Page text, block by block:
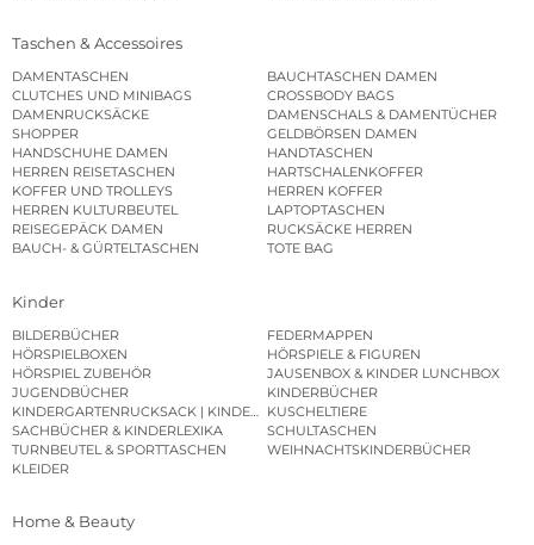
Taschen & Accessoires
DAMENTASCHEN
BAUCHTASCHEN DAMEN
CLUTCHES UND MINIBAGS
CROSSBODY BAGS
DAMENRUCKSÄCKE
DAMENSCHALS & DAMENTÜCHER
SHOPPER
GELDBÖRSEN DAMEN
HANDSCHUHE DAMEN
HANDTASCHEN
HERREN REISETASCHEN
HARTSCHALENKOFFER
KOFFER UND TROLLEYS
HERREN KOFFER
HERREN KULTURBEUTEL
LAPTOPTASCHEN
REISEGEPÄCK DAMEN
RUCKSÄCKE HERREN
BAUCH- & GÜRTELTASCHEN
TOTE BAG
Kinder
BILDERBÜCHER
FEDERMAPPEN
HÖRSPIELBOXEN
HÖRSPIELE & FIGUREN
HÖRSPIEL ZUBEHÖR
JAUSENBOX & KINDER LUNCHBOX
JUGENDBÜCHER
KINDERBÜCHER
KINDERGARTENRUCKSACK | KINDERGARTENBEUTEL
KUSCHELTIERE
SACHBÜCHER & KINDERLEXIKA
SCHULTASCHEN
TURNBEUTEL & SPORTTASCHEN
WEIHNACHTSKINDERBÜCHER
KLEIDER
Home & Beauty